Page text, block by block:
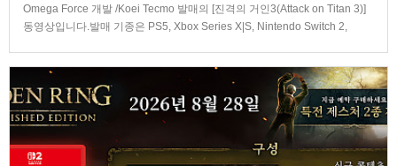
Omega Force 개발 /Koei Tecmo 발매의 [진격의 거인3(Attack on Titan 3)]
동영상입니다.발매 기종은 PS5, Xbox Series X|S, Nintendo Switch 2,